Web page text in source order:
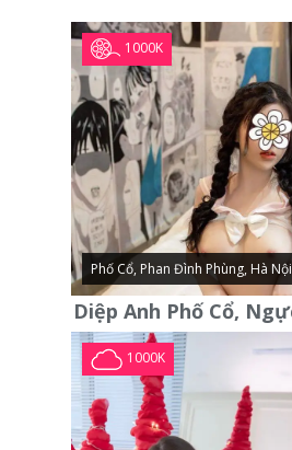
1000K
Phố Cổ, Phan Đình Phùng, Hà Nội
1000K